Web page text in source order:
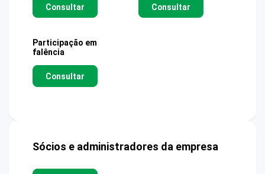
Consultar Consultar
Participação em
falência
Consultar
Sócios e administradores da empresa